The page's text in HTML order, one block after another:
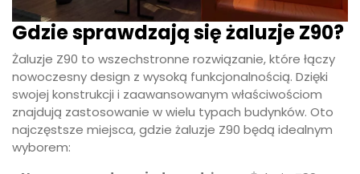
Gdzie sprawdzają się żaluzje Z90?
Żaluzje Z90 to wszechstronne rozwiązanie, które łączy
nowoczesny design z wysoką funkcjonalnością. Dzięki
swojej konstrukcji i zaawansowanym właściwościom
znajdują zastosowanie w wielu typach budynków. Oto
najczęstsze miejsca, gdzie żaluzje Z90 będą idealnym
wyborem: